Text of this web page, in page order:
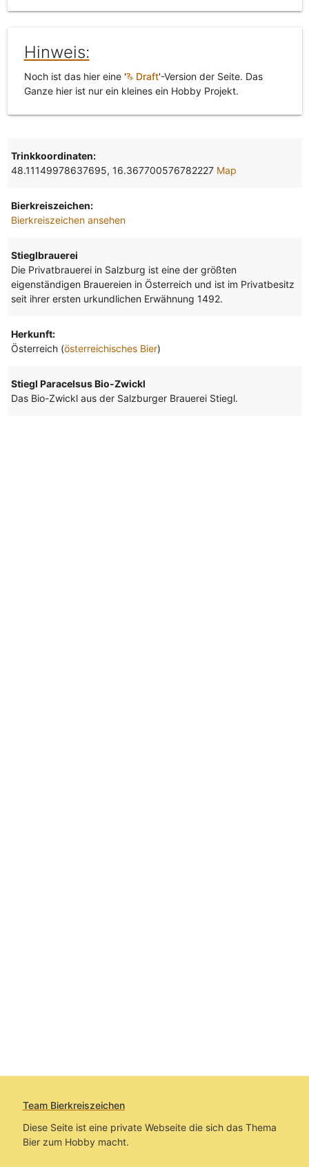
Hinweis:
Noch ist das hier eine ' Draft'-Version der Seite. Das
Ganze hier ist nur ein kleines ein Hobby Projekt.
Trinkkoordinaten:
48.11149978637695, 16.367700576782227 Map
Bierkreiszeichen:
Bierkreiszeichen ansehen
Stieglbrauerei
Die Privatbrauerei in Salzburg ist eine der größten
eigenständigen Brauereien in Österreich und ist im Privatbesitz
seit ihrer ersten urkundlichen Erwähnung 1492.
Herkunft:
Österreich (österreichisches Bier)
Stiegl Paracelsus Bio-Zwickl
Das Bio-Zwickl aus der Salzburger Brauerei Stiegl.
Team Bierkreiszeichen
Diese Seite ist eine private Webseite die sich das Thema
Bier zum Hobby macht.